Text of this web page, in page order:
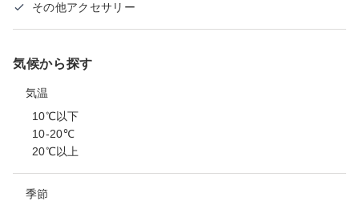
その他アクセサリー
気候から探す
気温
10℃以下
10-20℃
20℃以上
季節